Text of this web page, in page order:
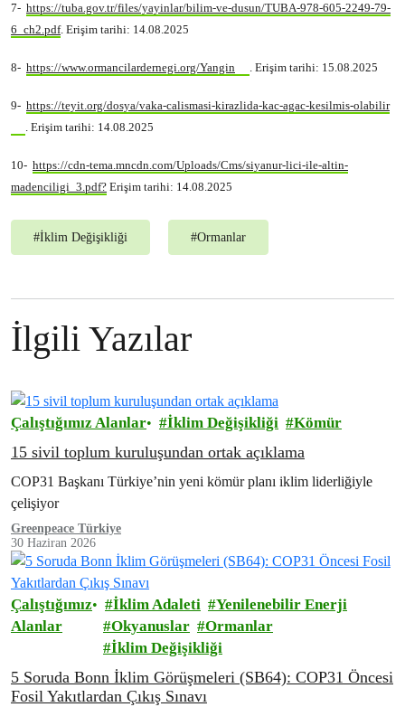
7- https://tuba.gov.tr/files/yayinlar/bilim-ve-dusun/TUBA-978-605-2249-79-
6_ch2.pdf. Erişim tarihi: 14.08.2025
8- https://www.ormancilardernegi.org/Yangin . Erişim tarihi: 15.08.2025
9- https://teyit.org/dosya/vaka-calismasi-kirazlida-kac-agac-kesilmis-olabilir
. Erişim tarihi: 14.08.2025
10- https://cdn-tema.mncdn.com/Uploads/Cms/siyanur-lici-ile-altin-
madenciligi_3.pdf? Erişim tarihi: 14.08.2025
#İklim Değişikliği #Ormanlar
İlgili Yazılar
Çalıştığımız Alanlar İklim Değişikliği Kömür
15 sivil toplum kuruluşundan ortak açıklama
COP31 Başkanı Türkiye’nin yeni kömür planı iklim liderliğiyle
çelişiyor
Greenpeace Türkiye
30 Haziran 2026
Çalıştığımız
Alanlar
İklim Adaleti
Yenilenebilir Enerji
Okyanuslar
Ormanlar
İklim Değişikliği
5 Soruda Bonn İklim Görüşmeleri (SB64): COP31 Öncesi
Fosil Yakıtlardan Çıkış Sınavı